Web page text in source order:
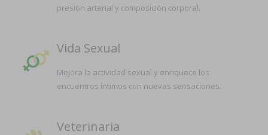
presión arterial y composición corporal.
Vida Sexual
Mejora la actividad sexual y enriquece los
encuentros íntimos con nuevas sensaciones.
Veterinaria